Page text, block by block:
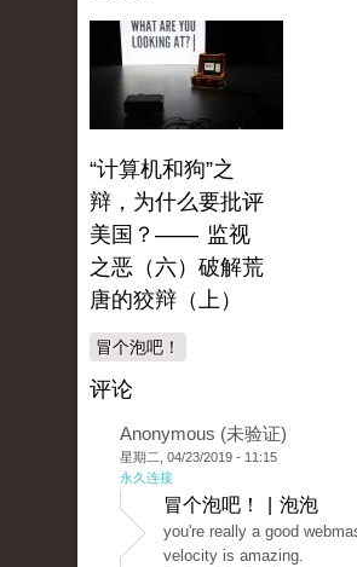
“计算机和狗”之
辩，为什么要批评
美国？—— 监视
之恶（六）破解荒
唐的狡辩（上）
冒个泡吧！
评论
Anonymous (未验证)
星期二, 04/23/2019 - 11:15
永久连接
冒个泡吧！ | 泡泡
you're really a good
velocity is amazing.